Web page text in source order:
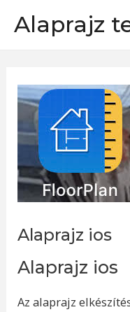
Alaprajz
Alaprajz ios
Alaprajz ios
Az alaprajz